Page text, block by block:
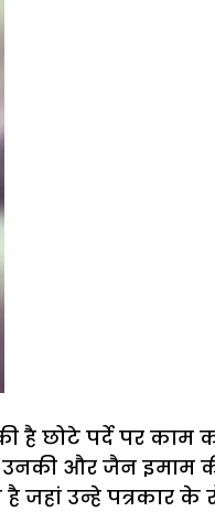
है छोटे पर्दे पर काम
और जैन इमाम
उन्हे पत्रकार के